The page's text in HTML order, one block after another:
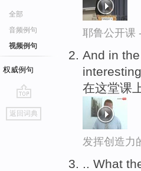
全部
音频例句
视频例句
权威例句
go
top
返回词典
耶鲁公开课
And in
在这堂课
发挥创造力
.. What